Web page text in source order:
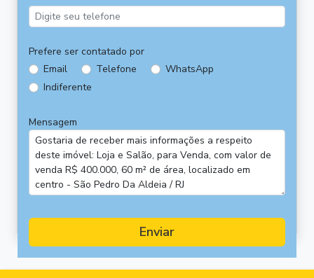
Prefere ser contatado por
Email
Telefone
WhatsApp
Indiferente
Mensagem
Enviar